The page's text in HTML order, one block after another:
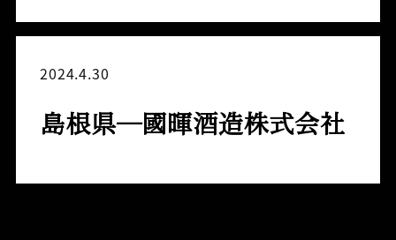
2024.4.30
島根県─國暉酒造株式会社